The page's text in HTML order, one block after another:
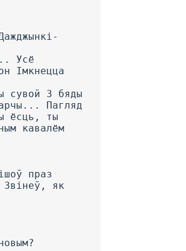
Усё
Імкнецца
сувой 3 бяды
Пагляд
ёсць, ты
кавалём
праз
Звінеў, як